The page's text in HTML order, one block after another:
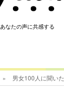
あなたの声に共感する
» 男女100人に聞い